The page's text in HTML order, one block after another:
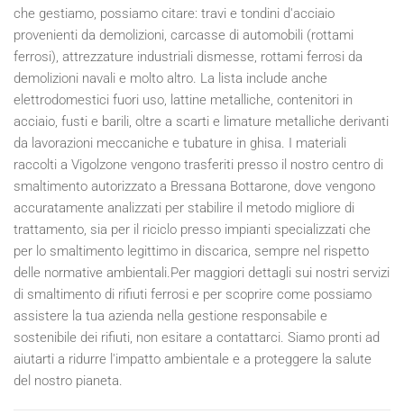
che gestiamo, possiamo citare: travi e tondini d'acciaio
provenienti da demolizioni, carcasse di automobili (rottami
ferrosi), attrezzature industriali dismesse, rottami ferrosi da
demolizioni navali e molto altro. La lista include anche
elettrodomestici fuori uso, lattine metalliche, contenitori in
acciaio, fusti e barili, oltre a scarti e limature metalliche derivanti
da lavorazioni meccaniche e tubature in ghisa. I materiali
raccolti a Vigolzone vengono trasferiti presso il nostro centro di
smaltimento autorizzato a Bressana Bottarone, dove vengono
accuratamente analizzati per stabilire il metodo migliore di
trattamento, sia per il riciclo presso impianti specializzati che
per lo smaltimento legittimo in discarica, sempre nel rispetto
delle normative ambientali.Per maggiori dettagli sui nostri servizi
di smaltimento di rifiuti ferrosi e per scoprire come possiamo
assistere la tua azienda nella gestione responsabile e
sostenibile dei rifiuti, non esitare a contattarci. Siamo pronti ad
aiutarti a ridurre l'impatto ambientale e a proteggere la salute
del nostro pianeta.